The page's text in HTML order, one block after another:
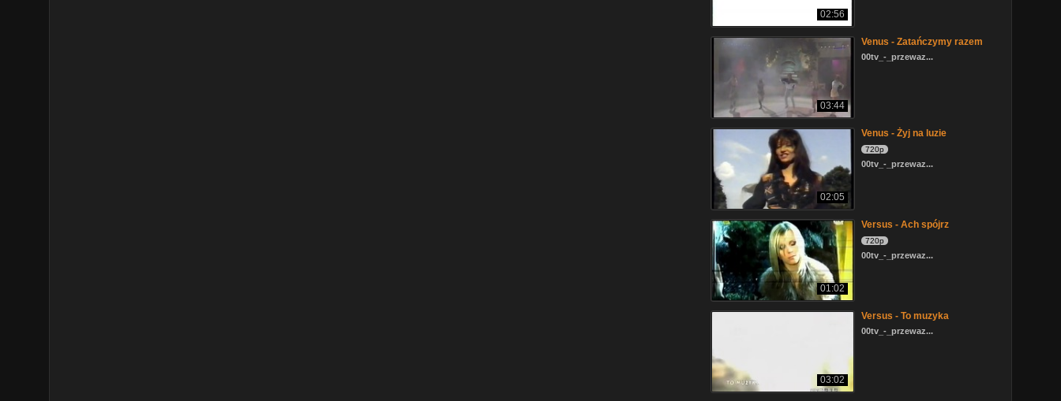
02:56
03:44
Venus - Zatańczymy razem
00tv_-_przewaz...
02:05
Venus - Żyj na luzie
720p
00tv_-_przewaz...
01:02
Versus - Ach spójrz
720p
00tv_-_przewaz...
03:02
Versus - To muzyka
00tv_-_przewaz...